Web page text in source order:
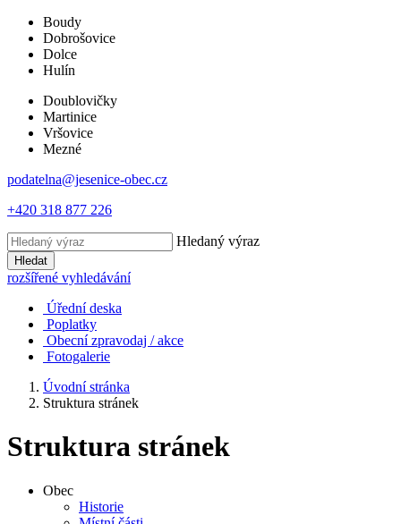
Boudy
Dobrošovice
Dolce
Hulín
Doublovičky
Martinice
Vršovice
Mezné
podatelna@jesenice-obec.cz
+420 318 877 226
Hledaný výraz
Hledat
rozšířené vyhledávání
Úřední deska
Poplatky
Obecní zpravodaj / akce
Fotogalerie
Úvodní stránka
Struktura stránek
Struktura stránek
Obec
Historie